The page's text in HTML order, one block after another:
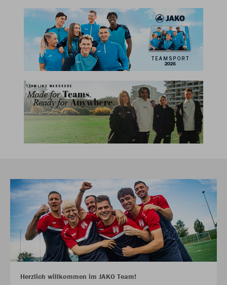
Herzlich willkommen im JAKO Team!